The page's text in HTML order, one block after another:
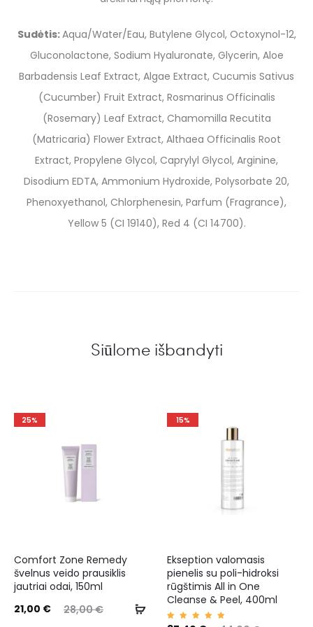
Sudėtis:Aqua/Water/Eau, Butylene Glycol, Octoxynol-12,
Gluconolactone, Sodium Hyaluronate, Glycerin, Aloe
Barbadensis Leaf Extract, Algae Extract, Cucumis Sativus
(Cucumber) Fruit Extract, Rosmarinus Officinalis
(Rosemary) Leaf Extract, Chamomilla Recutita
(Matricaria) Flower Extract, Althaea Officinalis Root
Extract, Propylene Glycol, Caprylyl Glycol, Arginine,
Disodium EDTA, Ammonium Hydroxide, Polysorbate 20,
Phenoxyethanol, Chlorphenesin, Parfum (Fragrance),
Yellow 5 (CI 19140), Red 4 (CI 14700).
Siūlome išbandyti
25%
Comfort Zone Remedy
švelnus veido prausiklis
jautriai odai, 150ml
28,00€
21,00 €
15%
Ekseption valomasis
pienelis su poli-hidroksi
rūgštimis All in One
Cleanse & Peel, 400ml